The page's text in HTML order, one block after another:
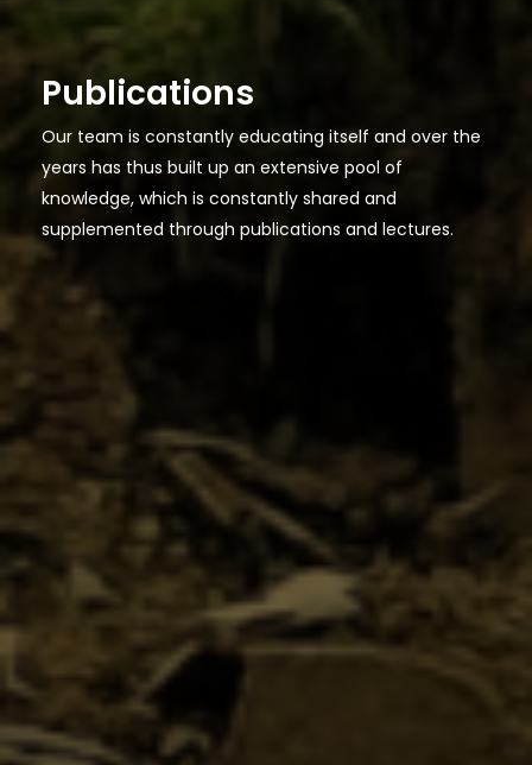
Publications
Our team is constantly educating itself and over the
years has thus built up an extensive pool of
knowledge, which is constantly shared and
supplemented through publications and lectures.